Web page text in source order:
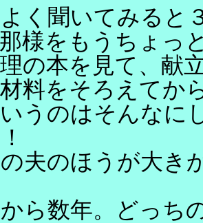
く聞いてみると
那様をもうちょっ
の本を見て、献
料をそろえてか
うのはそんなに
夫のほうが大き
ら数年。どっち